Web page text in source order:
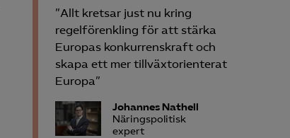
”Allt kretsar just nu kring
regelförenkling för att stärka
Europas konkurrenskraft och
skapa ett mer tillväxtorienterat
Europa”
Johannes Nathell
Näringspolitisk
expert